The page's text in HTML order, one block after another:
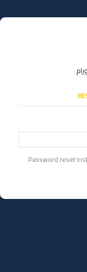
Password reset